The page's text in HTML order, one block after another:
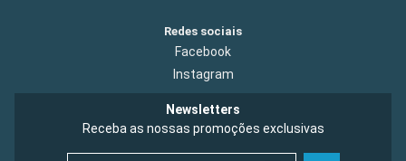
Redes sociais
Facebook
Instagram
Newsletters
Receba as nossas promoções exclusivas